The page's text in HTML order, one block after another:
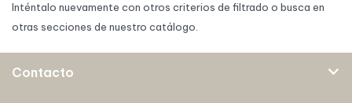
Inténtalo nuevamente con otros criterios de filtrado o busca en
otras secciones de nuestro catálogo.
Contacto